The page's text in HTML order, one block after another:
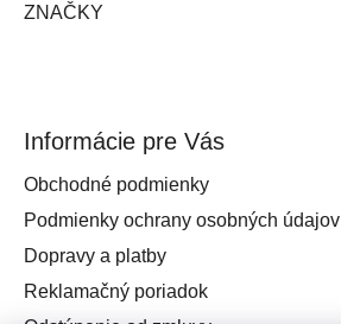
ZNAČKY
Informácie pre Vás
Obchodné podmienky
Podmienky ochrany osobných údajov
Dopravy a platby
Reklamačný poriadok